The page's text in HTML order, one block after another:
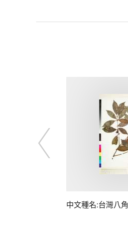
中文種名:台灣八角